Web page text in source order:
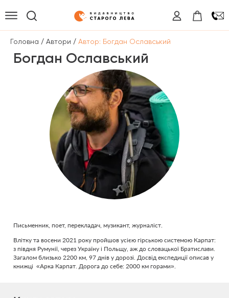
Головна / Автори / Автор: Богдан Ославський
Богдан Ославський
Письменник, поет, перекладач, музикант, журналіст.
Влітку та восени 2021 року пройшов усією гірською системою Карпат:
з півдня Румунії, через Україну і Польщу, аж до словацької Братислави.
Загалом близько 2200 км, 97 днів у дорозі. Досвід експедиції описав у
книжці «Арка Карпат. Дорога до себе: 2000 км горами».